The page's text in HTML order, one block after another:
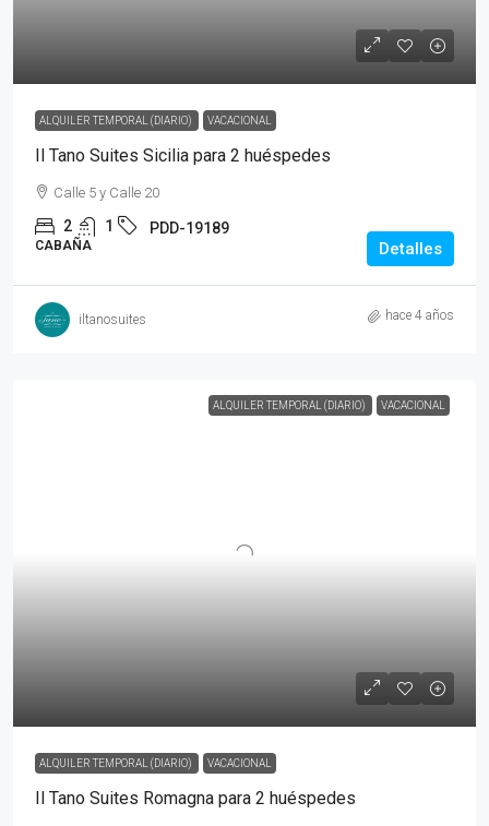
ALQUILER TEMPORAL (DIARIO) VACACIONAL
Il Tano Suites Sicilia para 2 huéspedes
Calle 5 y Calle 20
2 1 PDD-19189
CABAÑA Detalles
iltanosuites hace 4 años
ALQUILER TEMPORAL (DIARIO) VACACIONAL
ALQUILER TEMPORAL (DIARIO) VACACIONAL
Il Tano Suites Romagna para 2 huéspedes